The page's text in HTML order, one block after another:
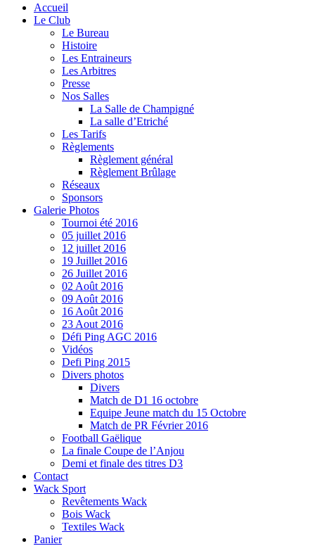
Accueil
Le Club
Le Bureau
Histoire
Les Entraineurs
Les Arbitres
Presse
Nos Salles
La Salle de Champigné
La salle d’Etriché
Les Tarifs
Règlements
Règlement général
Règlement Brûlage
Réseaux
Sponsors
Galerie Photos
Tournoi été 2016
05 juillet 2016
12 juillet 2016
19 Juillet 2016
26 Juillet 2016
02 Août 2016
09 Août 2016
16 Août 2016
23 Aout 2016
Défi Ping AGC 2016
Vidéos
Defi Ping 2015
Divers photos
Divers
Match de D1 16 octobre
Equipe Jeune match du 15 Octobre
Match de PR Février 2016
Football Gaëlique
La finale Coupe de l’Anjou
Demi et finale des titres D3
Contact
Wack Sport
Revêtements Wack
Bois Wack
Textiles Wack
Panier